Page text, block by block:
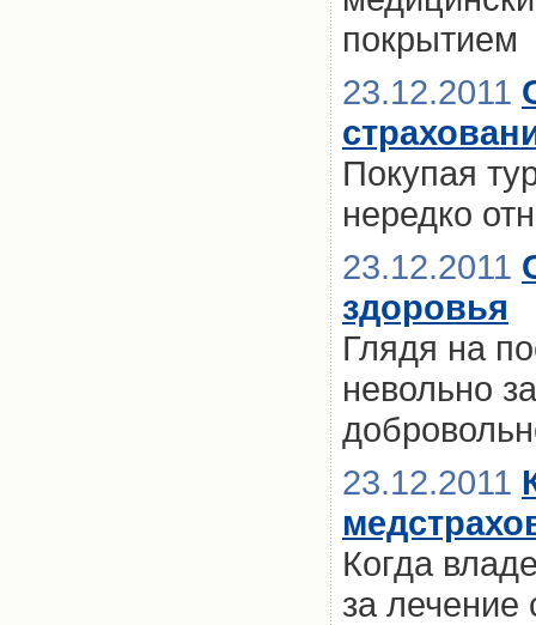
покрытием
23.12.2011
Покупая
нередко
23.12.2011
здоровья
Глядя на
невольно
23.12.2011
Когда
за лечение